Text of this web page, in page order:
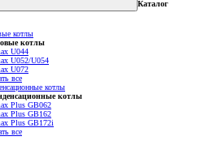
Каталог
котлы
котлы
U044
U052/U054
U072
все
котлы
котлы
Plus GB062
Plus GB162
Plus GB172i
все